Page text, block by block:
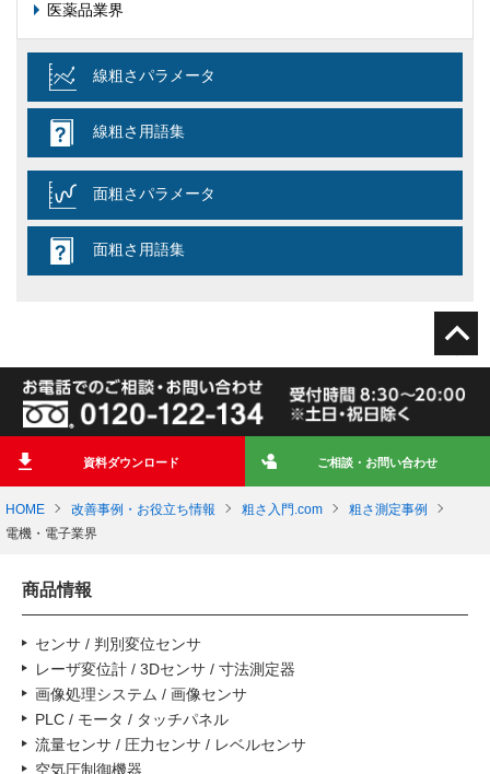
HOME 改善事例・お役立ち情報 粗さ入門.com
粗さ測定事例
電機・電子業界
医薬品業界
線粗さパラメータ
線粗さ用語集
面粗さパラメータ
面粗さ用語集
資料ダウンロード ご相談・お問い合わせ
商品情報
センサ / 判別変位センサ
レーザ変位計 / 3Dセンサ / 寸法測定器
画像処理システム / 画像センサ
PLC / モータ / タッチパネル
流量センサ / 圧力センサ / レベルセンサ
空気圧制御機器